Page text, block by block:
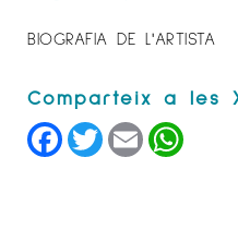
BIOGRAFIA DE L'ARTISTA
Facebook
TwitterEmail